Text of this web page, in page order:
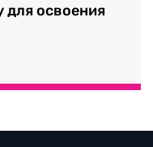
для освоения